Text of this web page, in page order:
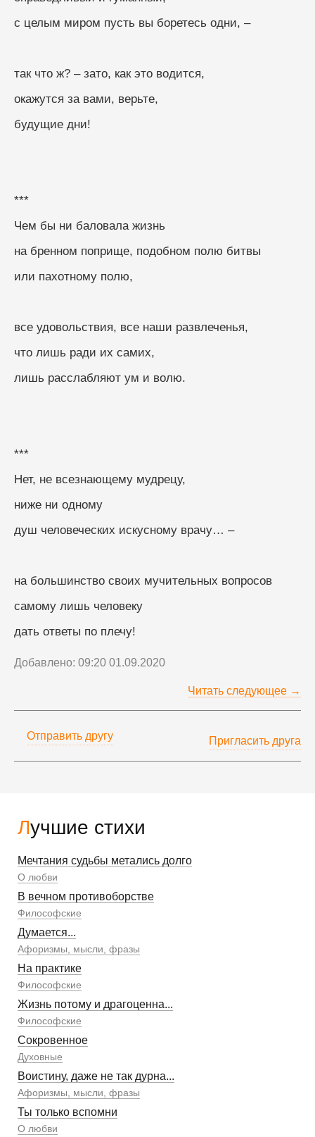
Лучшие стихи
Мечтания судьбы метались долго
О любви
В вечном противоборстве
Философские
Думается...
Афоризмы, мысли, фразы
На практике
Философские
Жизнь потому и драгоценна...
Философские
Сокровенное
Духовные
Воистину, даже не так дурна...
Афоризмы, мысли, фразы
Ты только вспомни
О любви
с целым миром пусть вы боретесь одни, –
так что ж? – зато, как это водится,
окажутся за вами, верьте,
будущие дни!
***
Чем бы ни баловала жизнь
на бренном поприще, подобном полю битвы
или пахотному полю,
все удовольствия, все наши развлеченья,
что лишь ради их самих,
лишь расслабляют ум и волю.
***
Нет, не всезнающему мудрецу,
ниже ни одному
душ человеческих искусному врачу… –
на большинство своих мучительных вопросов
самому лишь человеку
дать ответы по плечу!
Добавлено: 09:20 01.09.2020
Читать следующее →
Отправить другу Пригласить друга